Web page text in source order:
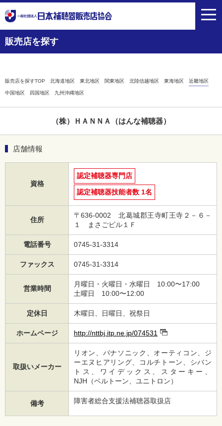
toggle
販売店を探す
販売店を探すTOP 北海道地区 東北地区 関東地区 北陸信越地区 東海地区 近畿地区
中国地区 四国地区 九州沖縄地区
（株）ＨＡＮＮＡ（はんな補聴器）
店舗情報
資格
認定補聴器専門店
認定補聴器技能者数 1名
住所
〒636-0002 北葛城郡王寺町王寺２－６－
１ まさごビル１Ｆ
電話番号 0745-31-3314
ファックス 0745-31-3314
営業時間
月曜日・火曜日・水曜日 10:00〜17:00
土曜日 10:00〜12:00
定休日 木曜日、日曜日、祝祭日
ホームページ http://nttbj.itp.ne.jp/074531
取扱いメーカー
リオン、パナソニック、オーティコン、ジ
ーエヌヒアリング、コルチトーン、シバン
トス、ワイデックス、スターキー、
NJH（ベルトーン、ユニトロン）
備考 障害者総合支援法補聴器取扱店